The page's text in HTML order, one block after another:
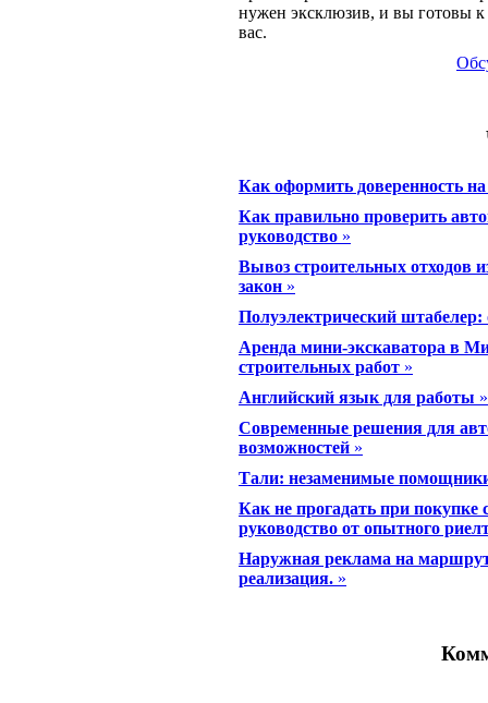
нужен эксклюзив, и вы готовы
вас.
Как оформить доверенность
Как правильно проверить
руководство »
Вывоз строительных отходов
закон »
Полуэлектрический
Аренда мини-экскаватора в
строительных работ »
Английский язык для работы »
Современные решения для
возможностей »
Тали: незаменимые помощники
Как не прогадать при покупке
руководство от опытного
Наружная реклама на
реализация. »